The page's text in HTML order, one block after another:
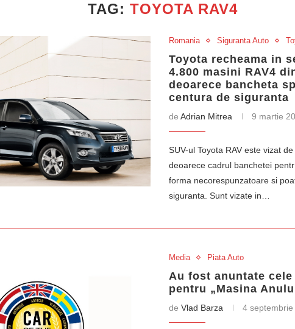
TAG: TOYOTA RAV4
Romania Siguranta Auto
Toyota recheama in
4.800 masini RAV4
deoarece bancheta
centura de siguranta
de Adrian Mitrea 9 martie
SUV-ul Toyota RAV este vizat
deoarece cadrul banchetei
forma necorespunzatoare si
siguranta. Sunt vizate in…
Media Piata Auto
Au fost anuntate
pentru „Masina
de Vlad Barza 4 septembrie